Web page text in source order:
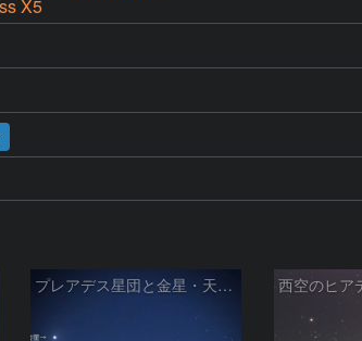
X5
プレアデス星団と金星・天王星の接近 2026/4/25